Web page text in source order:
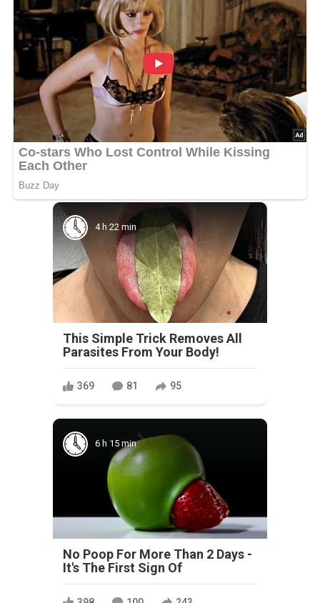
4 h 22 min
This Simple Trick Removes All
Parasites From Your Body!
369 81 95
6 h 15 min
No Poop For More Than 2 Days -
It's The First Sign Of